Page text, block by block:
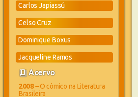
Carlos Japiassú
Celso Cruz
Dominique Boxus
Jacqueline Ramos
book_4Acervo
2008– O cômico na Literatura
Brasileira